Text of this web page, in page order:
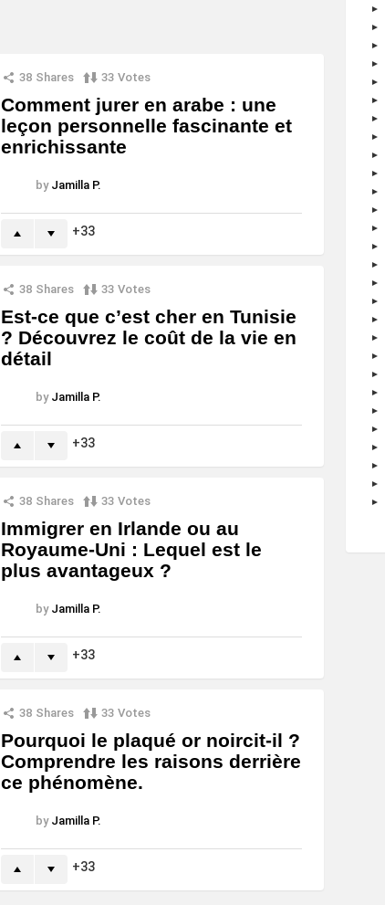
38 Shares 33 Votes
Comment jurer en arabe : une
leçon personnelle fascinante et
enrichissante
by Jamilla P.
33
38 Shares 33 Votes
Est-ce que c’est cher en Tunisie
? Découvrez le coût de la vie en
détail
by Jamilla P.
33
38 Shares 33 Votes
Immigrer en Irlande ou au
Royaume-Uni : Lequel est le
plus avantageux ?
by Jamilla P.
33
38 Shares 33 Votes
Pourquoi le plaqué or noircit-il ?
Comprendre les raisons derrière
ce phénomène.
by Jamilla P.
33